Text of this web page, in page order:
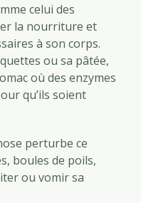
celui des
la nourriture et
à son corps.
ou sa pâtée,
où des enzymes
qu’ils soient
perturbe ce
boules de poils,
ou vomir sa